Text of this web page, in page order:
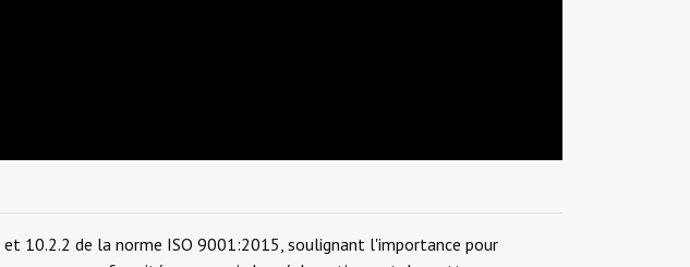
10.2.2 de la norme ISO 9001:2015, soulignant l'importance pour